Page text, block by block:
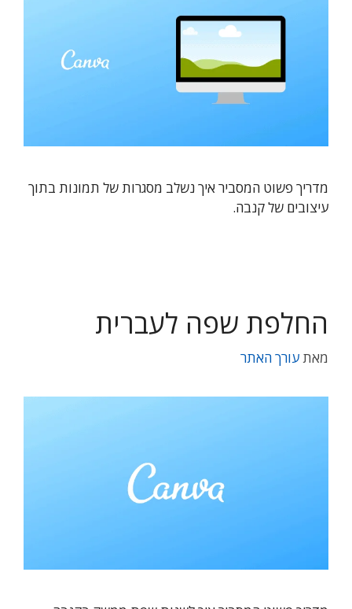
מדריך פשוט המסביר איך נשלב מסגרות של תמונות בתוך
עיצובים של קנבה.
החלפת שפה לעברית
מאתעורך האתר